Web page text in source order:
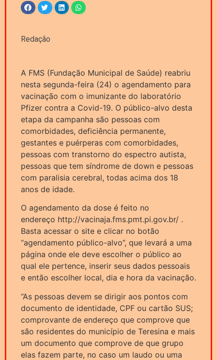
Redação
A FMS (Fundação Municipal de Saúde) reabriu
nesta segunda-feira (24) o agendamento para
vacinação com o imunizante do laboratório
Pfizer contra a Covid-19. O público-alvo desta
etapa da campanha são pessoas com
comorbidades, deficiência permanente,
gestantes e puérperas com comorbidades,
pessoas com transtorno do espectro autista,
pessoas que tem síndrome de down e pessoas
com paralisia cerebral, todas acima dos 18
anos de idade.
O agendamento da dose é feito no
endereço http://vacinaja.fms.pmt.pi.gov.br/ .
Basta acessar o site e clicar no botão
“agendamento público-alvo”, que levará a uma
página onde ele deve escolher o público ao
qual ele pertence, inserir seus dados pessoais
e então escolher local, dia e hora da vacinação.
“As pessoas devem se dirigir aos pontos com
documento de identidade, CPF ou cartão SUS;
comprovante de endereço que comprove que
são residentes do município de Teresina e mais
um documento que comprove de que grupo
elas fazem parte, no caso um laudo ou uma